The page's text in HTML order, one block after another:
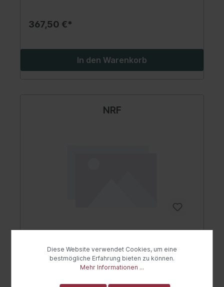
367,50 €*
In den Warenkorb
NRF
Diese Website verwendet Cookies, um eine
bestmögliche Erfahrung bieten zu können.
Mehr Informationen ...